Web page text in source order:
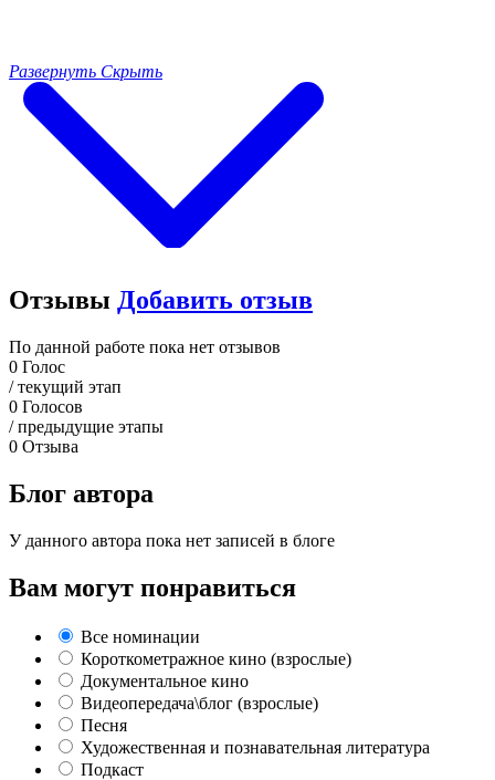
Развернуть Скрыть
Отзывы Добавить отзыв
По данной работе пока нет отзывов
0 Голос
/ текущий этап
0 Голосов
/ предыдущие этапы
0 Отзыва
Блог автора
У данного автора пока нет записей в блоге
Вам могут понравиться
Все номинации
Короткометражное кино (взрослые)
Документальное кино
Видеопередача\блог (взрослые)
Песня
Художественная и познавательная литература
Подкаст